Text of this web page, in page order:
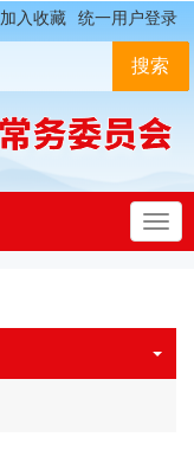
加入收藏 统一用户登录